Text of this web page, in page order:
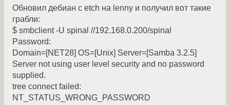
Обновил дебиан с etch на lenny и получил вот такие
грабли:
$ smbclient -U spinal //192.168.0.200/spinal
Password:
Domain=[NET28] OS=[Unix] Server=[Samba 3.2.5]
Server not using user level security and no password
supplied.
tree connect failed:
NT_STATUS_WRONG_PASSWORD